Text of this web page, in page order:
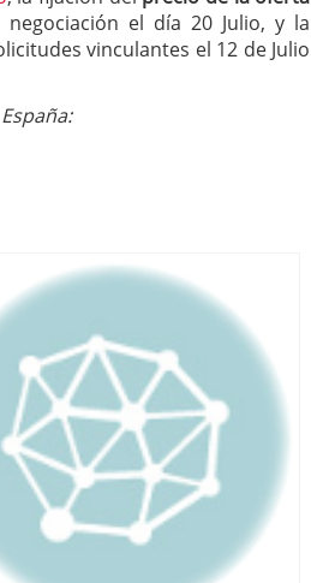
el día 20 Julio, y la
vinculantes el 12 de Julio